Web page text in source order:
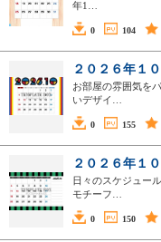
年1…
0 104
２０２６年１
お部屋の雰囲気を
いデザイ…
0 155
２０２６年１
日々のスケジュー
モチーフ…
0 150